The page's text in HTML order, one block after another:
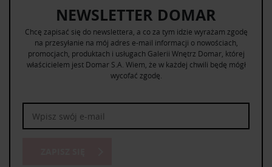
NEWSLETTER DOMAR
Chcę zapisać się do newslettera, a co za tym idzie wyrażam zgodę
na przesyłanie na mój adres e-mail informacji o nowościach,
promocjach, produktach i usługach Galerii Wnętrz Domar, której
właścicielem jest Domar S.A. Wiem, że w każdej chwili będę mógł
wycofać zgodę.